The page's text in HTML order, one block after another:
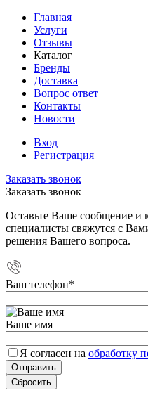
Главная
Услуги
Отзывы
Каталог
Бренды
Доставка
Вопрос ответ
Контакты
Новости
Вход
Регистрация
Заказать звонок
Заказать звонок
Оставьте Ваше сообщение и
специалисты свяжутся с
решения Вашего вопроса.
Ваш телефон*
Ваше имя
Я согласен на обработку